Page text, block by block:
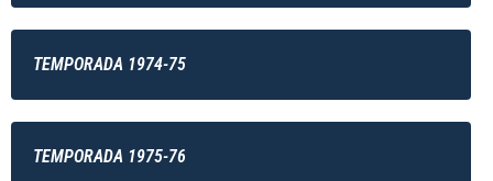
TEMPORADA 1974-75
TEMPORADA 1975-76